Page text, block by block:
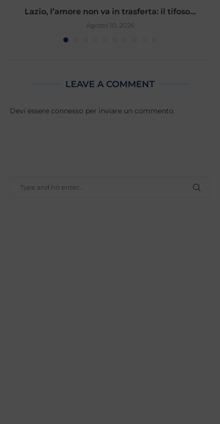
Lazio, l’amore non va in trasferta: il tifoso...
Agosto 10, 2026
LEAVE A COMMENT
Devi essere connesso per inviare un commento.